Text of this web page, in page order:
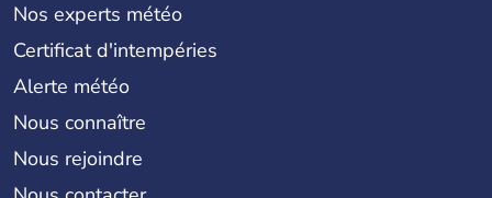
Nos experts météo
Certificat d'intempéries
Alerte météo
Nous connaître
Nous rejoindre